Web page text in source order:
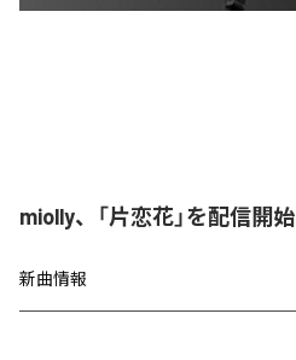
miolly、「片恋花」を配信開始
新曲情報